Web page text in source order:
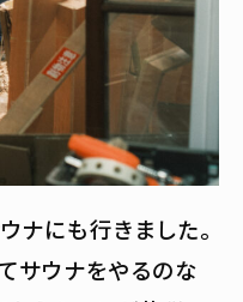
ナにも行きました。
サウナをやるのな